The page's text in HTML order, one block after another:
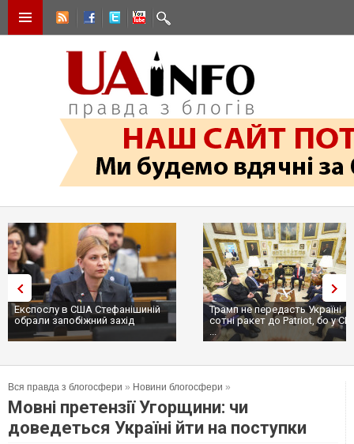
Експослу в США Стефанішиній
обрали запобіжний захід
Трамп не передасть Україні
сотні ракет до Patriot, бо у
...
Вся правда з блогосфери » Новини блогосфери »
Мовні претензії Угорщини: чи
доведеться Україні йти на поступки